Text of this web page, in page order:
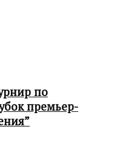
по
премьер-